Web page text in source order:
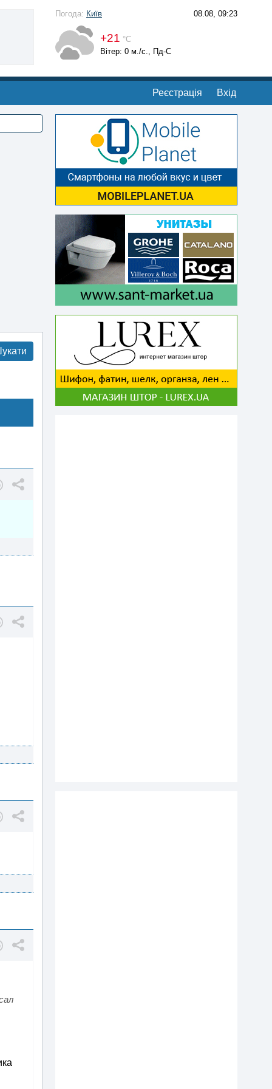
Погода: Київ 08.08, 09:23
+21 °С
Вітер: 0 м./с., Пд-С
Реєстрація Вхід